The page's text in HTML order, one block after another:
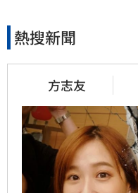
熱搜新聞
方志友